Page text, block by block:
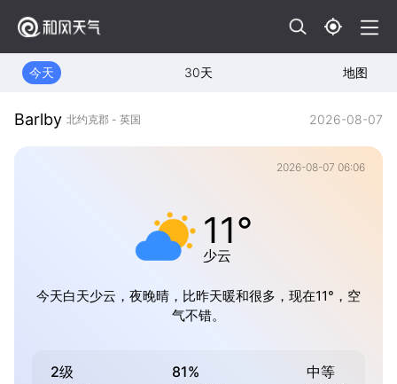
今天 30天 地图
Barlby 北约克郡 - 英国 2026-08-07
2026-08-07 06:06
11°
少云
今天白天少云，夜晚晴，比昨天暖和很多，现在11°，空
气不错。
2级 81% 中等